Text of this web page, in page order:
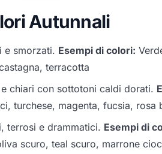
Autunnali
e smorzati. Esempi di colori:
terracotta
chiari con sottotoni caldi dorati.
turchese, magenta, fucsia, rosa
terrosi e drammatici. Esempi di
scuro, teal scuro, marrone